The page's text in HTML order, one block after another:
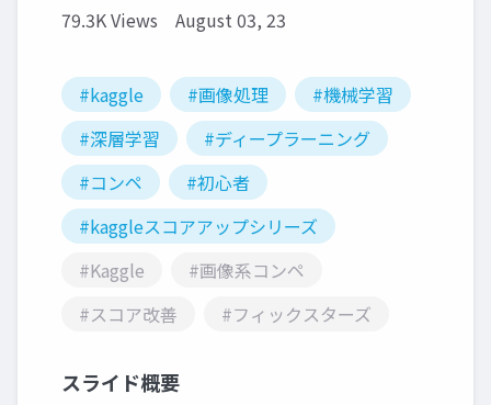
79.3K Views August 03, 23
#kaggle #画像処理
#機械学習
#深層学習
#ディープラーニング
#コンペ
#初心者
#kaggleスコアアップシリーズ
#Kaggle
#画像系コンペ
#スコア改善
#フィックスターズ
スライド概要